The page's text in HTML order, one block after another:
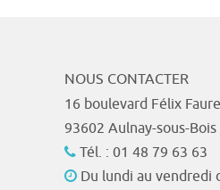
NOUS CONTACTER
16 boulevard Félix Faure
93602 Aulnay-sous-Bois
Tél. : 01 48 79 63 63
Du lundi au vendredi